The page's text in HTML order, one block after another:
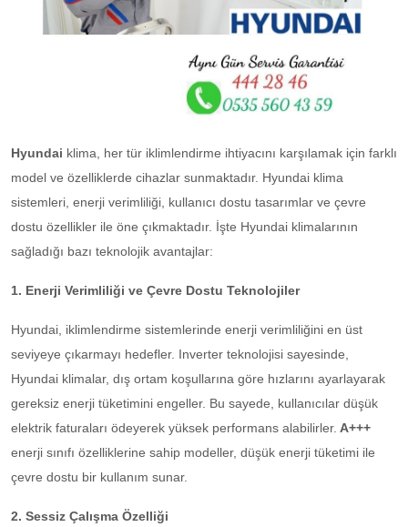
Hyundai klima, her tür iklimlendirme ihtiyacını karşılamak için farklı
model ve özelliklerde cihazlar sunmaktadır. Hyundai klima
sistemleri, enerji verimliliği, kullanıcı dostu tasarımlar ve çevre
dostu özellikler ile öne çıkmaktadır. İşte Hyundai klimalarının
sağladığı bazı teknolojik avantajlar:
1. Enerji Verimliliği ve Çevre Dostu Teknolojiler
Hyundai, iklimlendirme sistemlerinde enerji verimliliğini en üst
seviyeye çıkarmayı hedefler. Inverter teknolojisi sayesinde,
Hyundai klimalar, dış ortam koşullarına göre hızlarını ayarlayarak
gereksiz enerji tüketimini engeller. Bu sayede, kullanıcılar düşük
elektrik faturaları ödeyerek yüksek performans alabilirler. A+++
enerji sınıfı özelliklerine sahip modeller, düşük enerji tüketimi ile
çevre dostu bir kullanım sunar.
2. Sessiz Çalışma Özelliği